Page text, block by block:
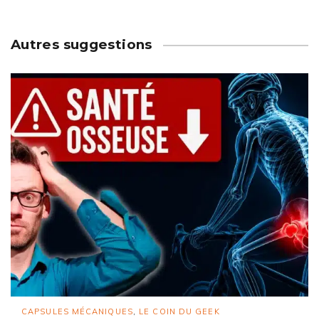
Autres suggestions
CAPSULES MÉCANIQUES LE COIN DU GEEK